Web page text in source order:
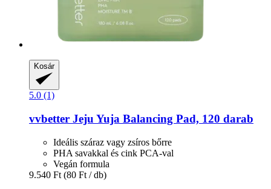
Kosár
5.0 (1)
vvbetter Jeju Yuja Balancing Pad, 120 darab
Ideális száraz vagy zsíros bőrre
PHA savakkal és cink PCA-val
Vegán formula
9.540 Ft (80 Ft / db)